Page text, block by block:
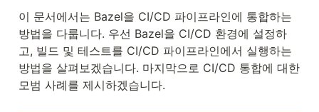
이 문서에서는 Bazel을 CI/CD 파이프라인에 통합하는
방법을 다룹니다. 우선 Bazel을 CI/CD 환경에 설정하
고, 빌드 및 테스트를 CI/CD 파이프라인에서 실행하는
방법을 살펴보겠습니다. 마지막으로 CI/CD 통합에 대한
모범 사례를 제시하겠습니다.